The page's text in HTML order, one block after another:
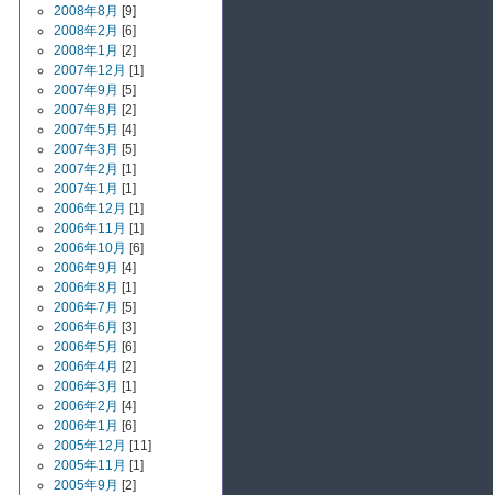
2008年8月 [9]
2008年2月 [6]
2008年1月 [2]
2007年12月 [1]
2007年9月 [5]
2007年8月 [2]
2007年5月 [4]
2007年3月 [5]
2007年2月 [1]
2007年1月 [1]
2006年12月 [1]
2006年11月 [1]
2006年10月 [6]
2006年9月 [4]
2006年8月 [1]
2006年7月 [5]
2006年6月 [3]
2006年5月 [6]
2006年4月 [2]
2006年3月 [1]
2006年2月 [4]
2006年1月 [6]
2005年12月 [11]
2005年11月 [1]
2005年9月 [2]